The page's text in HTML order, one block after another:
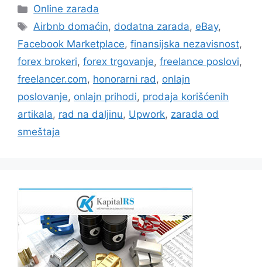
Categories
Online zarada
Tags
Airbnb domaćin, dodatna zarada, eBay,
Facebook Marketplace, finansijska nezavisnost,
forex brokeri, forex trgovanje, freelance poslovi,
freelancer.com, honorarni rad, onlajn
poslovanje, onlajn prihodi, prodaja korišćenih
artikala, rad na daljinu, Upwork, zarada od
smeštaja